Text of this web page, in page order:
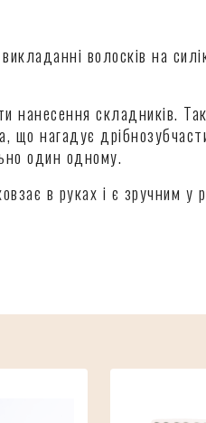
волосків на
нанесення складників.
що нагадує
один одному.
в руках і є зручним у